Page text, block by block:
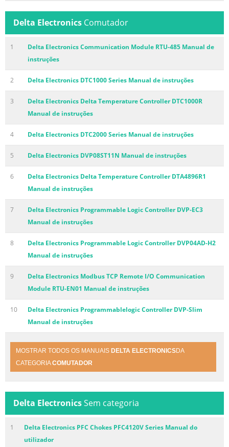
Delta Electronics Comutador
1
Delta Electronics Communication Module RTU-485 Manual de
instruções
2 Delta Electronics DTC1000 Series Manual de instruções
3
Delta Electronics Delta Temperature Controller DTC1000R
Manual de instruções
4 Delta Electronics DTC2000 Series Manual de instruções
5 Delta Electronics DVP08ST11N Manual de instruções
6
Delta Electronics Delta Temperature Controller DTA4896R1
Manual de instruções
7
Delta Electronics Programmable Logic Controller DVP-EC3
Manual de instruções
8
Delta Electronics Programmable Logic Controller DVP04AD-H2
Manual de instruções
9
Delta Electronics Modbus TCP Remote I/O Communication
Module RTU-EN01 Manual de instruções
10
Delta Electronics Programmablelogic Controller DVP-Slim
Manual de instruções
MOSTRAR TODOS OS MANUAIS DELTA ELECTRONICSDA
CATEGORIACOMUTADOR
Delta ElectronicsSem categoria
1
Delta Electronics PFC Chokes PFC4120V Series Manual do
utilizador